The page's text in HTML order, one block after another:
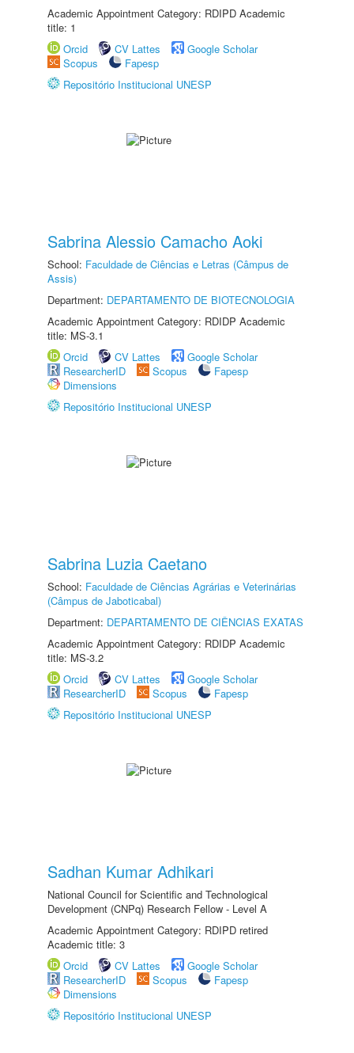
Academic Appointment Category: RDIPD Academic
title: 1
Orcid
CV Lattes
Google Scholar
Scopus
Fapesp
Repositório Institucional UNESP
Sabrina Alessio Camacho Aoki
School: Faculdade de Ciências e Letras (Câmpus de
Assis)
Department: DEPARTAMENTO DE BIOTECNOLOGIA
Academic Appointment Category: RDIDP Academic
title: MS-3.1
Orcid
CV Lattes
Google Scholar
ResearcherID
Scopus
Fapesp
Dimensions
Repositório Institucional UNESP
Sabrina Luzia Caetano
School: Faculdade de Ciências Agrárias e Veterinárias
(Câmpus de Jaboticabal)
Department: DEPARTAMENTO DE CIÊNCIAS EXATAS
Academic Appointment Category: RDIDP Academic
title: MS-3.2
Orcid
CV Lattes
Google Scholar
ResearcherID
Scopus
Fapesp
Repositório Institucional UNESP
Sadhan Kumar Adhikari
National Council for Scientific and Technological
Development (CNPq) Research Fellow - Level A
Academic Appointment Category: RDIPD retired
Academic title: 3
Orcid
CV Lattes
Google Scholar
ResearcherID
Scopus
Fapesp
Dimensions
Repositório Institucional UNESP